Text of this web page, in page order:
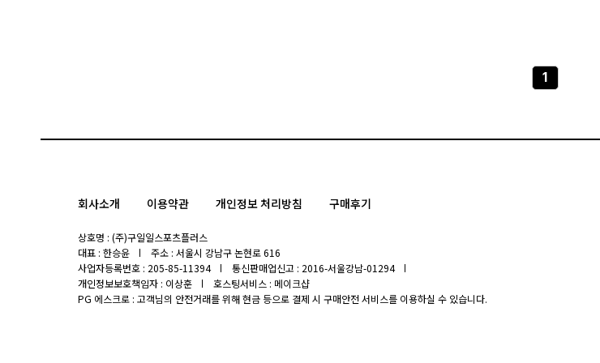
1
회사소개 이용약관 개인정보 처리방침 구매후기
상호명 : (주)구일일스포츠플러스
대표 : 한승윤
주소 : 서울시 강남구 논현로 616
사업자등록번호 : 205-85-11394
통신판매업신고 : 2016-서울강남-01294
개인정보보호책임자 : 이상훈
호스팅서비스 : 메이크샵
PG 에스크로 : 고객님의 안전거래를 위해 현금 등으로 결제 시 구매안전 서비스를 이용하실 수 있습니다.